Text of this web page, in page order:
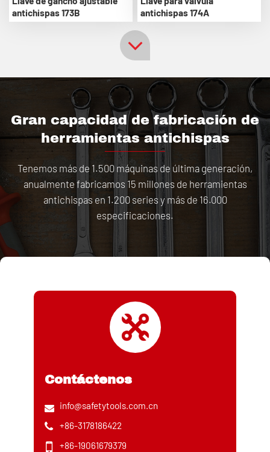
antichispas 173B
antichispas 174A
Gran capacidad de fabricación de
herramientas antichispas
Tenemos más de 1.500 máquinas de última generación,
anualmente fabricamos 15 millones de herramientas
antichispas en 1.200 series y más de 16.000
especificaciones.
Contáctenos
info@safetytools.com.cn
+86-3178186422
+86-19061679379